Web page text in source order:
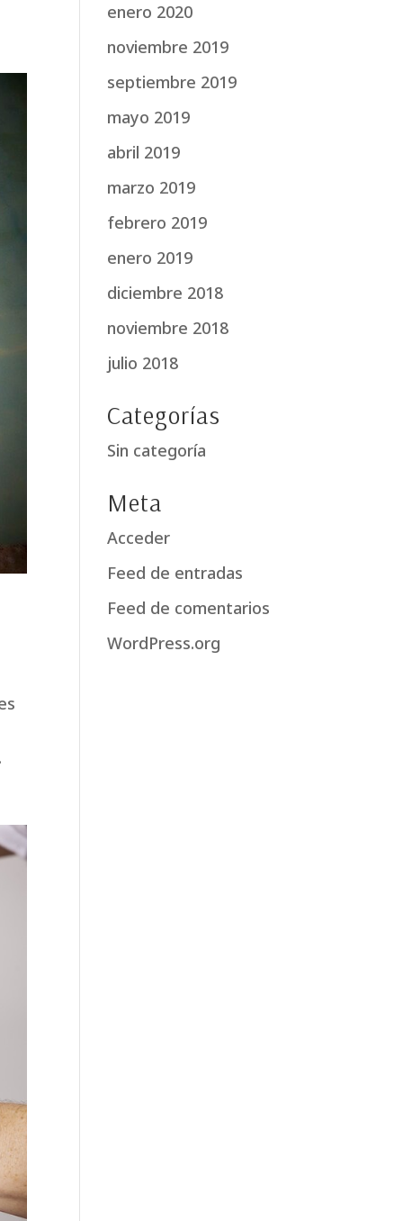
enero 2020
noviembre 2019
septiembre 2019
mayo 2019
abril 2019
marzo 2019
febrero 2019
enero 2019
diciembre 2018
noviembre 2018
julio 2018
Categorías
Sin categoría
Meta
Acceder
Feed de entradas
Feed de comentarios
WordPress.org